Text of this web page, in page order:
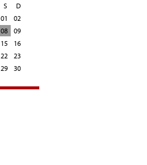
S
D
01
02
08
09
15
16
22
23
29
30